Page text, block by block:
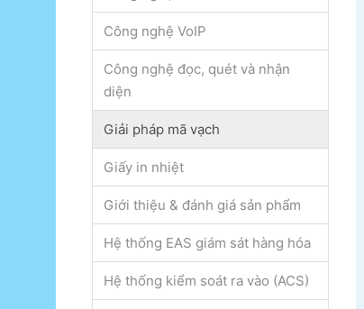
Công nghệ VoIP
Công nghệ đọc, quét và nhận
diện
Giải pháp mã vạch
Giấy in nhiệt
Giới thiệu & đánh giá sản phẩm
Hệ thống EAS giám sát hàng hóa
Hệ thống kiểm soát ra vào (ACS)